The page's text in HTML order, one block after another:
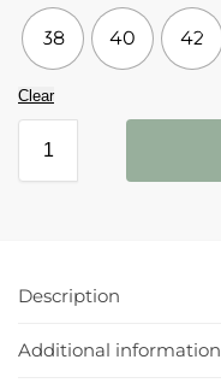
38 40 42
Clear
Description
Additional information